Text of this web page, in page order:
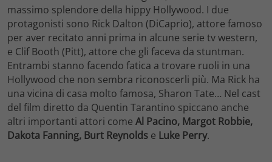
massimo splendore della hippy Hollywood. I due
protagonisti sono Rick Dalton (DiCaprio), attore famoso
per aver recitato anni prima in alcune serie tv western,
e Clif Booth (Pitt), attore che gli faceva da stuntman.
Entrambi stanno facendo fatica a trovare ruoli in una
Hollywood che non sembra riconoscerli più. Ma Rick ha
una vicina di casa molto famosa, Sharon Tate… Nel cast
del film diretto da Quentin Tarantino spiccano anche
altri importanti attori come Al Pacino, Margot Robbie,
Dakota Fanning, Burt Reynolds e Luke Perry.